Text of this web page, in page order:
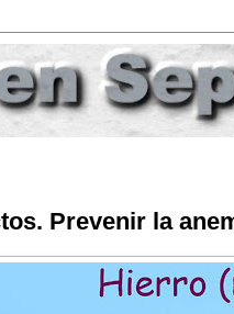
Prevenir la